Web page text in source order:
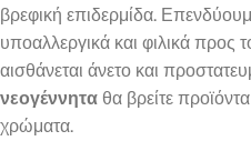
βρεφική επιδερμίδα.
υποαλλεργικά και φιλικά
αισθάνεται άνετο και
νεογέννητα θα βρείτε
χρώματα.